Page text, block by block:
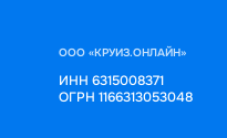
ООО «КРУИЗ.ОНЛАЙН»
ИНН 6315008371
ОГРН 1166313053048